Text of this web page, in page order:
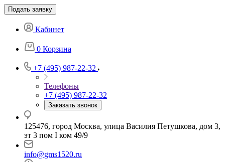
Подать заявку
Кабинет
0 Корзина
+7 (495) 987-22-32
Телефоны
+7 (495) 987-22-32
Заказать звонок
125476, город Москва, улица Василия Петушкова, дом 3,
эт 3 пом I ком 49/9
info@gms1520.ru